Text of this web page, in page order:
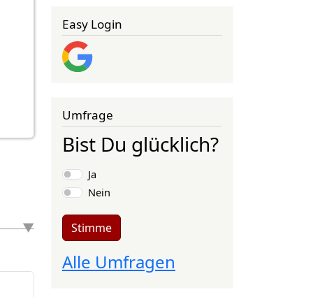
Easy Login
Umfrage
Bist Du glücklich?
Auswahlmöglichkeiten
Ja
Nein
Stimme
Alle Umfragen